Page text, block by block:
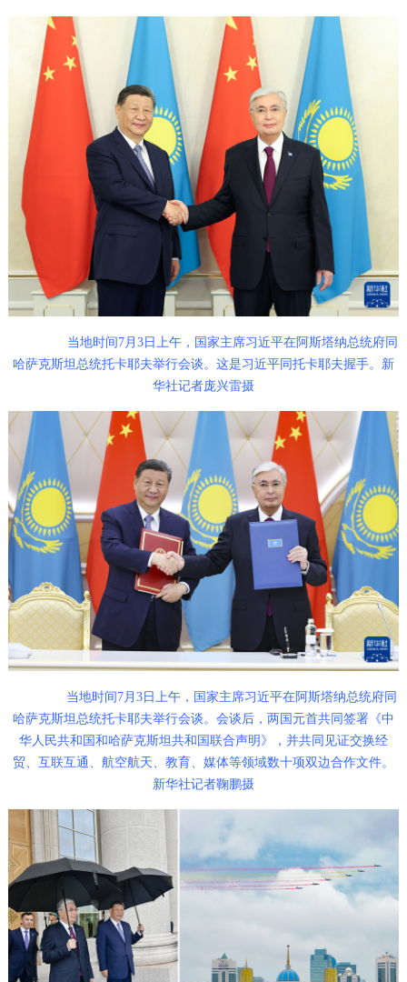
当地时间7月3日上午，国家主席习近平在阿斯塔纳总统府同
哈萨克斯坦总统托卡耶夫举行会谈。这是习近平同托卡耶夫握手。 新
华社记者庞兴雷摄
当地时间7月3日上午，国家主席习近平在阿斯塔纳总统府同
哈萨克斯坦总统托卡耶夫举行会谈。会谈后，两国元首共同签署《中
华人民共和国和哈萨克斯坦共和国联合声明》，并共同见证交换经
贸、互联互通、航空航天、教育、媒体等领域数十项双边合作文件。
新华社记者鞠鹏摄